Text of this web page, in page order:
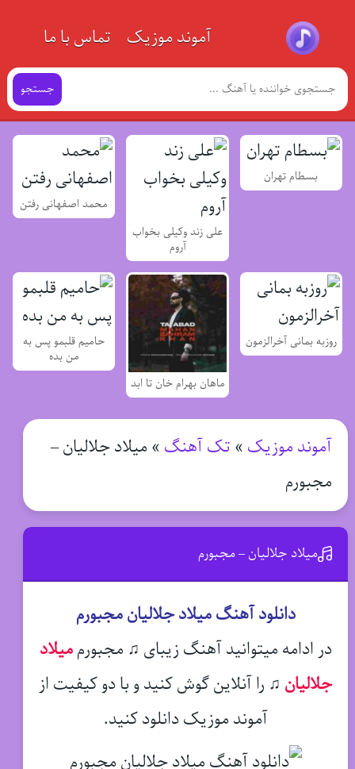
آموند موزیک تماس با ما
جستجو
بسطام تهران
علی زند وکیلی بخواب
آروم
محمد اصفهانی رفتن
روزبه بمانی آخرالزمون
ماهان بهرام خان تا ابد
حامیم قلبمو پس به
من بده
آموند موزیک » تک آهنگ » میلاد جلالیان –
مجبورم
میلاد جلالیان – مجبورم
دانلود آهنگ میلاد جلالیان مجبورم
در ادامه میتوانید آهنگ زیبای ♫ مجبورممیلاد
جلالیان ♫ را آنلاین گوش کنید و با دو کیفیت از
آموند موزیک دانلود کنید.